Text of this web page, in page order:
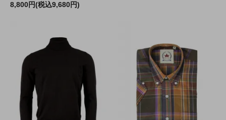
8,800円(税込9,680円)